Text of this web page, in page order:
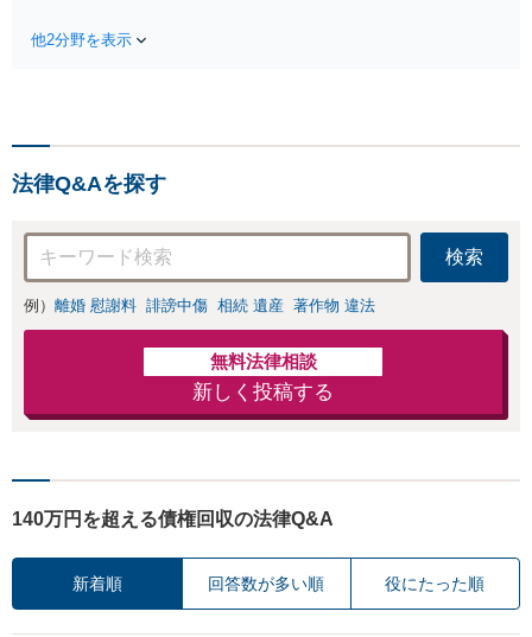
談可】【千葉中央駅5分】
他2分野を表示
法律Q&Aを探す
検索
例） 離婚 慰謝料 誹謗中傷 相続 遺産 著作物 違法
無料法律相談
新しく投稿する
140万円を超える債権回収の法律Q&A
新着順 回答数が多い順 役にたった順